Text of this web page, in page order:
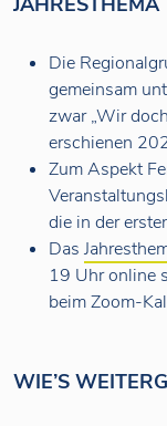
Die
gemeinsam
zwar „Wir
erschienen
Zum Aspekt
die in der
Das
19 Uhr online
beim Zoom-
WIE’S